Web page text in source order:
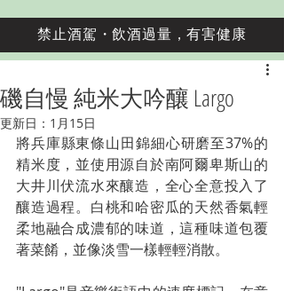
禁止酒駕・飲酒過量，有害健康
磯自慢 純米大吟釀 Largo
更新日： 1月15日
將兵庫縣東條山田錦細心研磨至37%的
精米度，並使用源自於南阿爾卑斯山的
大井川伏流水來釀造，全心全意投入了
釀造過程。白桃和哈密瓜的天然香氣輕
柔地融合成濃郁的味道，這種味道包覆
著菜餚，並像淡雪一樣輕輕消散。